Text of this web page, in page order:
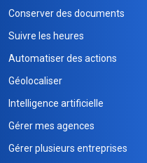
Conserver des documents
Suivre les heures
Automatiser des actions
Géolocaliser
Intelligence artificielle
Gérer mes agences
Gérer plusieurs entreprises